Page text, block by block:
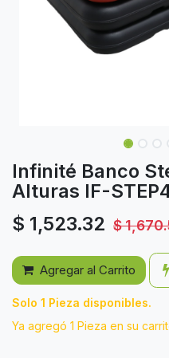
Infinité Banco
Alturas IF-
$ 1,523.32 $
Agregar al Carrito
Solo 1 Pieza disponibles.
Ya agregó 1 Pieza en su